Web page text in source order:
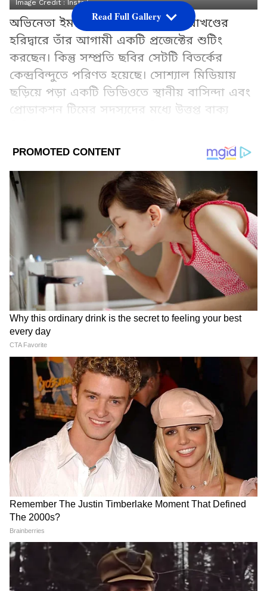
Image Credit : Instagram
অভিনেতা ইমরান হাশমি বর্তমানে উত্তরাখণ্ডের
হরিদ্বারে তাঁর আগামী একটি প্রজেক্টের শুটিং
করছেন। কিন্তু সম্প্রতি ছবির সেটটি বিতর্কের
কেন্দ্রবিন্দুতে পরিণত হয়েছে। সোশ্যাল মিডিয়ায়
ছড়িয়ে পড়া একটি ভিডিওতে স্থানীয় বাসিন্দা এবং
প্রোডাকশন টিমের সদস্যদের মধ্যে উত্তপ্ত বাক্য
Add Asianetnews Bangla as a Preferred
Source
Image Credit :
জানা গিয়েছে, ছবির কলাকুশলীরা একটি রেস্তোরাঁর
সেট তৈরি করেন, যার সাইনবোর্ডে লেখা ছিল
'ক্যাফে অ্যান্ড বার'। এতেই আপত্তি জানান কিছু
স্থানীয় বাসিন্দা। তাঁদের মতে, হরিদ্বার হিন্দুদের
অন্যতম পবিত্র তীর্থস্থান, তাই সেখানে এই ধরনের
সাইনবোর্ড লাগানো অনুচিত। ভাইরাল হওয়া
ভিডিওতে দেখা যায়, নিরাপত্তা কর্মী এবং ক্রু
সদস্যরা উত্তেজিত জনতাকে শান্ত করার চেষ্টা
করছেন।
Read Full Gallery